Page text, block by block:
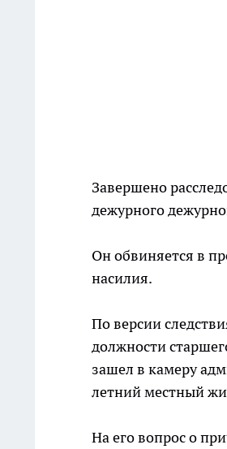
Завершено
дежурного
Он обвиняется в
насилия.
По версии
должности
зашел в камеру
летний местный
На его вопрос о